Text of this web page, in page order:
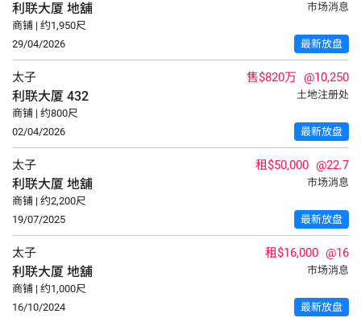
利联大厦 地舖
市场消息
商铺 | 约1,950尺
29/04/2026
最新放盘
太子 售$820万 @10,250
利联大厦 432
土地注册处
商铺 | 约800尺
02/04/2026
最新放盘
太子 租$50,000 @22.7
利联大厦 地舖
市场消息
商铺 | 约2,200尺
19/07/2025
最新放盘
太子 租$16,000 @16
利联大厦 地舖
市场消息
商铺 | 约1,000尺
16/10/2024
最新放盘